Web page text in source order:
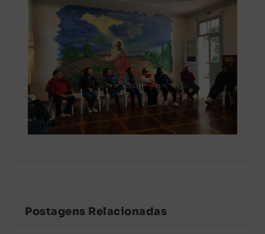
Postagens Relacionadas